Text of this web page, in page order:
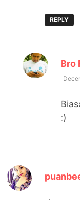
REPLY
Bro
:)